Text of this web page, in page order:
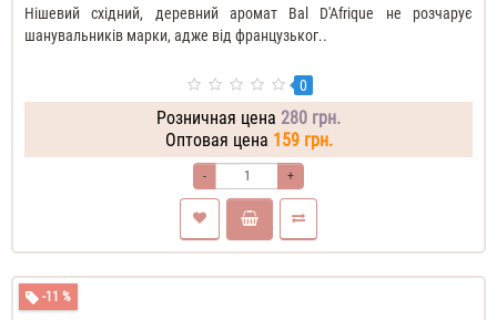
Нішевий східний, деревний аромат Bal D'Afrique не розчарує
шанувальників марки, адже від французьког..
0
Розничная цена 280 грн.
Оптовая цена 159 грн.
- +
-11 %